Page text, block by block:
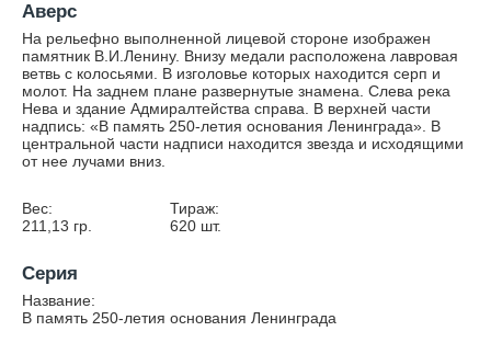
Аверс
На рельефно выполненной лицевой стороне изображен
памятник В.И.Ленину. Внизу медали расположена лавровая
ветвь с колосьями. В изголовье которых находится серп и
молот. На заднем плане развернутые знамена. Слева река
Нева и здание Адмиралтейства справа. В верхней части
надпись: «В память 250-летия основания Ленинграда». В
центральной части надписи находится звезда и исходящими
от нее лучами вниз.
Вес:
211,13 гр.
Тираж:
620шт.
Серия
Название:
В память 250-летия основания Ленинграда